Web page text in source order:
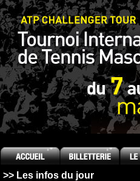
>> Les infos du jour